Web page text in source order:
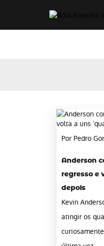
Por Pedro
Anderson
regresso e
depois
Kevin
atingir os